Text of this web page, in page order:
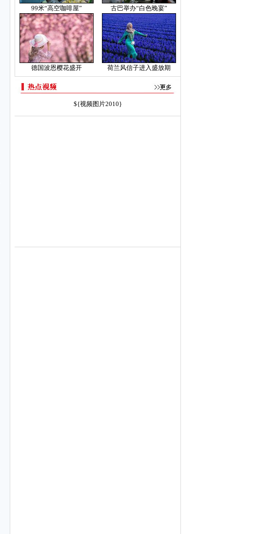
99米“高空咖啡屋” 古巴举办“白色晚宴”
德国波恩樱花盛开 荷兰风信子进入盛放期
${视频图片2010}